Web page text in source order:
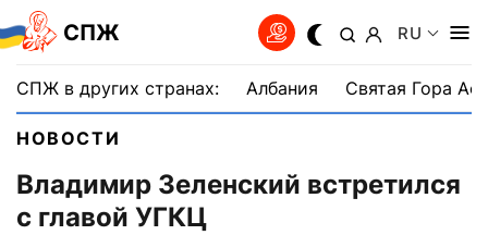
СПЖ RU
СПЖ в других странах: Албания Святая Гора
НОВОСТИ
Владимир Зеленский встретился
с главой УГКЦ